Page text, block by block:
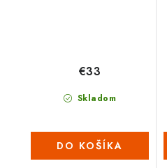
Skladom
€33
DO KOŠÍKA